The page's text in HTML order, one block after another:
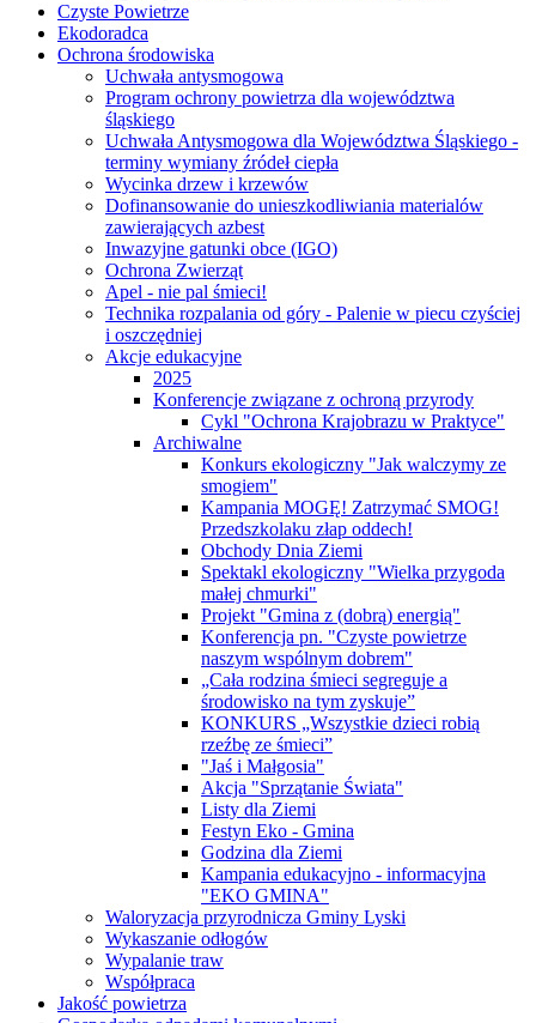
Czyste Powietrze
Ekodoradca
Ochrona środowiska
Uchwała antysmogowa
Program ochrony powietrza dla województwa
śląskiego
Uchwała Antysmogowa dla Województwa Śląskiego -
terminy wymiany źródeł ciepła
Wycinka drzew i krzewów
Dofinansowanie do unieszkodliwiania materialów
zawierających azbest
Inwazyjne gatunki obce (IGO)
Ochrona Zwierząt
Apel - nie pal śmieci!
Technika rozpalania od góry - Palenie w piecu czyściej
i oszczędniej
Akcje edukacyjne
2025
Konferencje związane z ochroną przyrody
Cykl "Ochrona Krajobrazu w Praktyce"
Archiwalne
Konkurs ekologiczny "Jak walczymy ze
smogiem"
Kampania MOGĘ! Zatrzymać SMOG!
Przedszkolaku złap oddech!
Obchody Dnia Ziemi
Spektakl ekologiczny "Wielka przygoda
małej chmurki"
Projekt "Gmina z (dobrą) energią"
Konferencja pn. "Czyste powietrze
naszym wspólnym dobrem"
„Cała rodzina śmieci segreguje a
środowisko na tym zyskuje”
KONKURS „Wszystkie dzieci robią
rzeźbę ze śmieci”
"Jaś i Małgosia"
Akcja "Sprzątanie Świata"
Listy dla Ziemi
Festyn Eko - Gmina
Godzina dla Ziemi
Kampania edukacyjno - informacyjna
"EKO GMINA"
Waloryzacja przyrodnicza Gminy Lyski
Wykaszanie odłogów
Wypalanie traw
Współpraca
Jakość powietrza